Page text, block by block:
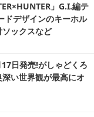
」G.I.編テ
ドデザインのキーホル
ックスなど
日発売!がしゃどくろ
い世界観が最高にオ